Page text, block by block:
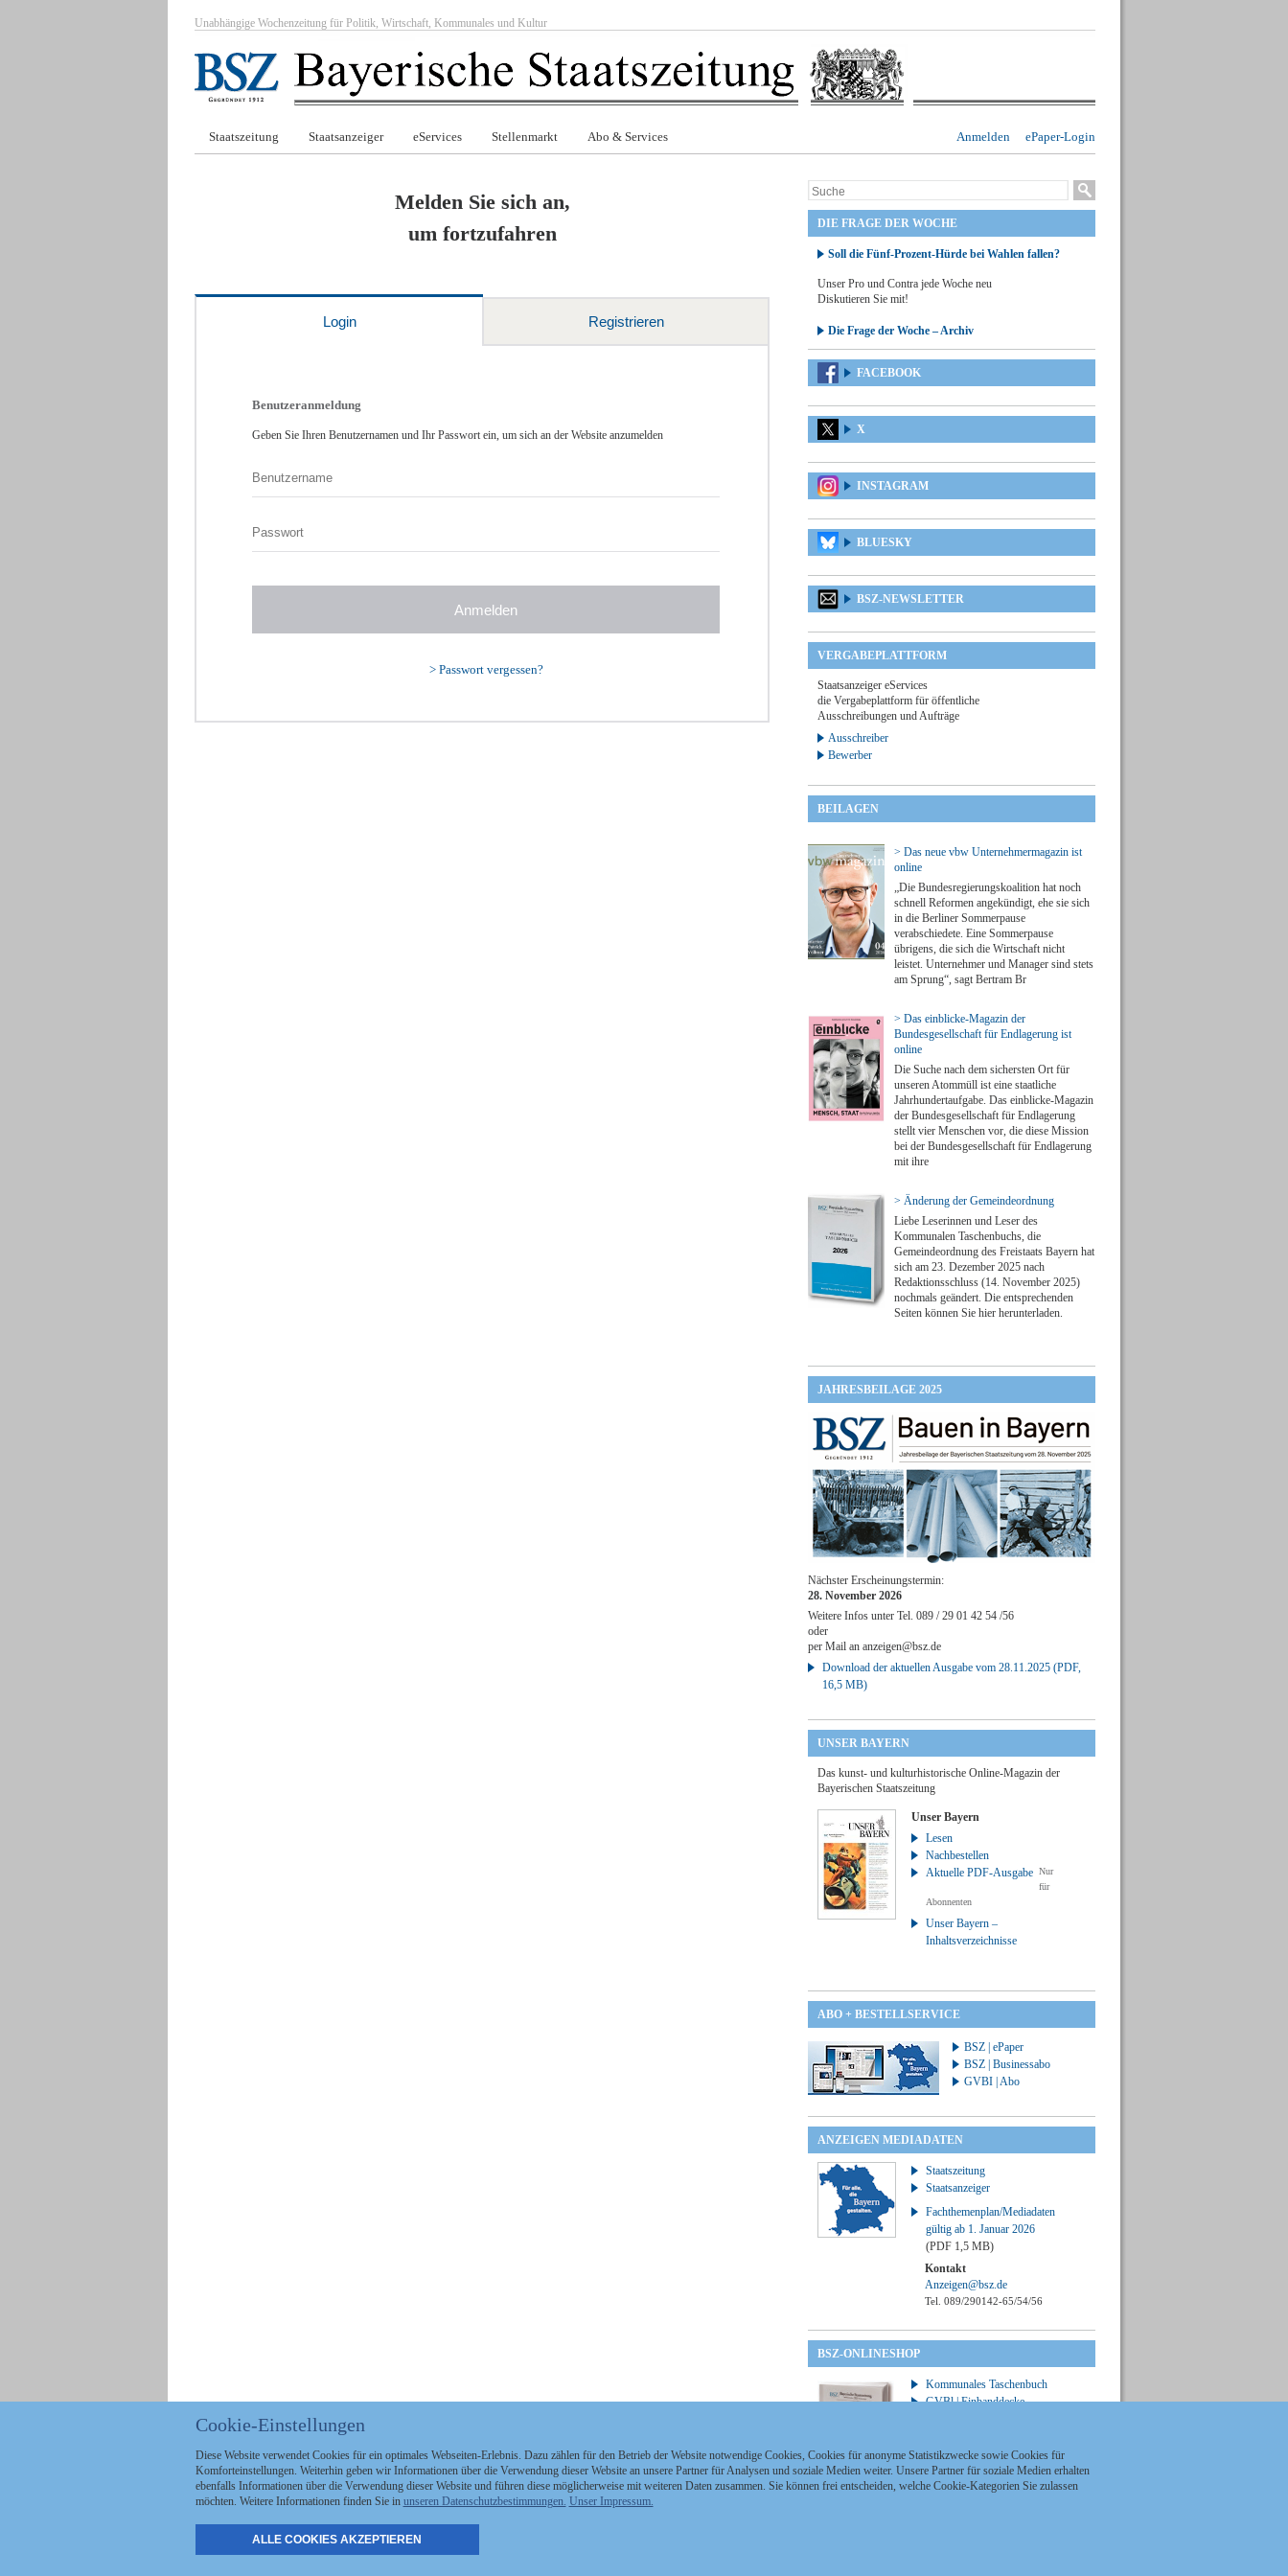
Unabhängige Wochenzeitung für Politik, Wirtschaft, Kommunales und Kultur
ePaper-Login
Anmelden
Staatszeitung Staatsanzeiger eServices Stellenmarkt Abo & Services
Melden Sie sich an,
um fortzufahren
Login Registrieren
Benutzeranmeldung
Geben Sie Ihren Benutzernamen und Ihr Passwort ein, um sich an der Website anzumelden
> Passwort vergessen?
DIE FRAGE DER WOCHE
Soll die Fünf-Prozent-Hürde bei Wahlen fallen?
Unser Pro und Contra jede Woche neu
Diskutieren Sie mit!
Die Frage der Woche – Archiv
FACEBOOK
X
INSTAGRAM
BLUESKY
BSZ-NEWSLETTER
VERGABEPLATTFORM
Staatsanzeiger eServices
die Vergabeplattform für öffentliche
Ausschreibungen und Aufträge
Ausschreiber
Bewerber
BEILAGEN
> Das neue vbw Unternehmermagazin ist
online
„Die Bundesregierungskoalition hat noch
schnell Reformen angekündigt, ehe sie sich
in die Berliner Sommerpause
verabschiedete. Eine Sommerpause
übrigens, die sich die Wirtschaft nicht
leistet. Unternehmer und Manager sind stets
am Sprung“, sagt Bertram Br
> Das einblicke-Magazin der
Bundesgesellschaft für Endlagerung ist
online
Die Suche nach dem sichersten Ort für
unseren Atommüll ist eine staatliche
Jahrhundertaufgabe. Das einblicke-Magazin
der Bundesgesellschaft für Endlagerung
stellt vier Menschen vor, die diese Mission
bei der Bundesgesellschaft für Endlagerung
mit ihre
> Änderung der Gemeindeordnung
Liebe Leserinnen und Leser des
Kommunalen Taschenbuchs, die
Gemeindeordnung des Freistaats Bayern hat
sich am 23. Dezember 2025 nach
Redaktionsschluss (14. November 2025)
nochmals geändert. Die entsprechenden
Seiten können Sie hier herunterladen.
JAHRESBEILAGE 2025
Nächster Erscheinungstermin:
28. November 2026
Weitere Infos unter Tel. 089 / 29 01 42 54 /56
oder
per Mail an anzeigen@bsz.de
Download der aktuellen Ausgabe vom 28.11.2025 (PDF,
16,5 MB)
UNSER BAYERN
Das kunst- und kulturhistorische Online-Magazin der
Bayerischen Staatszeitung
Unser Bayern
Lesen
Nachbestellen
Aktuelle PDF-Ausgabe Nur
für
Abonnenten
Unser Bayern –
Inhaltsverzeichnisse
ABO + BESTELLSERVICE
BSZ | ePaper
BSZ | Businessabo
GVBI | Abo
ANZEIGEN MEDIADATEN
Staatszeitung
Staatsanzeiger
Fachthemenplan/Mediadaten
gültig ab 1. Januar 2026
(PDF 1,5 MB)
Kontakt
Anzeigen@bsz.de
Tel. 089/290142-65/54/56
BSZ-ONLINESHOP
Kommunales Taschenbuch
GVBl | Einbanddecke
Politik
Stellenmarkt
Anzeigen Staatszeitung
Cookie-Einstellungen
Diese Website verwendet Cookies für ein optimales Webseiten-Erlebnis. Dazu zählen für den Betrieb der Website notwendige Cookies, Cookies für anonyme Statistikzwecke sowie Cookies für
Komforteinstellungen. Weiterhin geben wir Informationen über die Verwendung dieser Website an unsere Partner für Analysen und soziale Medien weiter. Unsere Partner für soziale Medien erhalten
ebenfalls Informationen über die Verwendung dieser Website und führen diese möglicherweise mit weiteren Daten zusammen. Sie können frei entscheiden, welche Cookie-Kategorien Sie zulassen
möchten. Weitere Informationen finden Sie in unseren Datenschutzbestimmungen. Unser Impressum.
ALLE COOKIES AKZEPTIEREN